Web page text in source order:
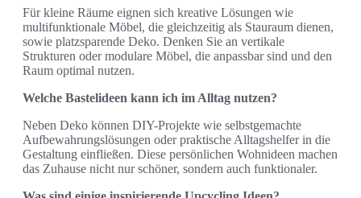
Für kleine Räume eignen sich kreative Lösungen wie
multifunktionale Möbel, die gleichzeitig als Stauraum dienen,
sowie platzsparende Deko. Denken Sie an vertikale
Strukturen oder modulare Möbel, die anpassbar sind und den
Raum optimal nutzen.
Welche Bastelideen kann ich im Alltag nutzen?
Neben Deko können DIY-Projekte wie selbstgemachte
Aufbewahrungslösungen oder praktische Alltagshelfer in die
Gestaltung einfließen. Diese persönlichen Wohnideen machen
das Zuhause nicht nur schöner, sondern auch funktionaler.